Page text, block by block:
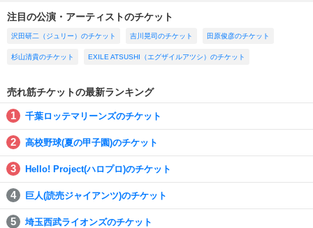
注目の公演・アーティストのチケット
沢田研二（ジュリー）のチケット 吉川晃司のチケット 田原俊彦のチケット
杉山清貴のチケット EXILE ATSUSHI（エグザイルアツシ）のチケット
売れ筋チケットの最新ランキング
千葉ロッテマリーンズのチケット
高校野球(夏の甲子園)のチケット
Hello! Project(ハロプロ)のチケット
巨人(読売ジャイアンツ)のチケット
埼玉西武ライオンズのチケット